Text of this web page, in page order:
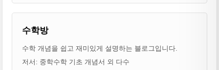
블로거 & 출판 교재 소개
수학방
수학 개념을 쉽고 재미있게 설명하는 블로그입니다.
저서: 중학수학 기초 개념서 외 다수